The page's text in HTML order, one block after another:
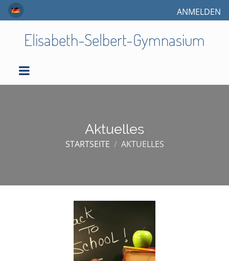
ANMELDEN
Elisabeth-Selbert-Gymnasium
Aktuelles
STARTSEITE / AKTUELLES